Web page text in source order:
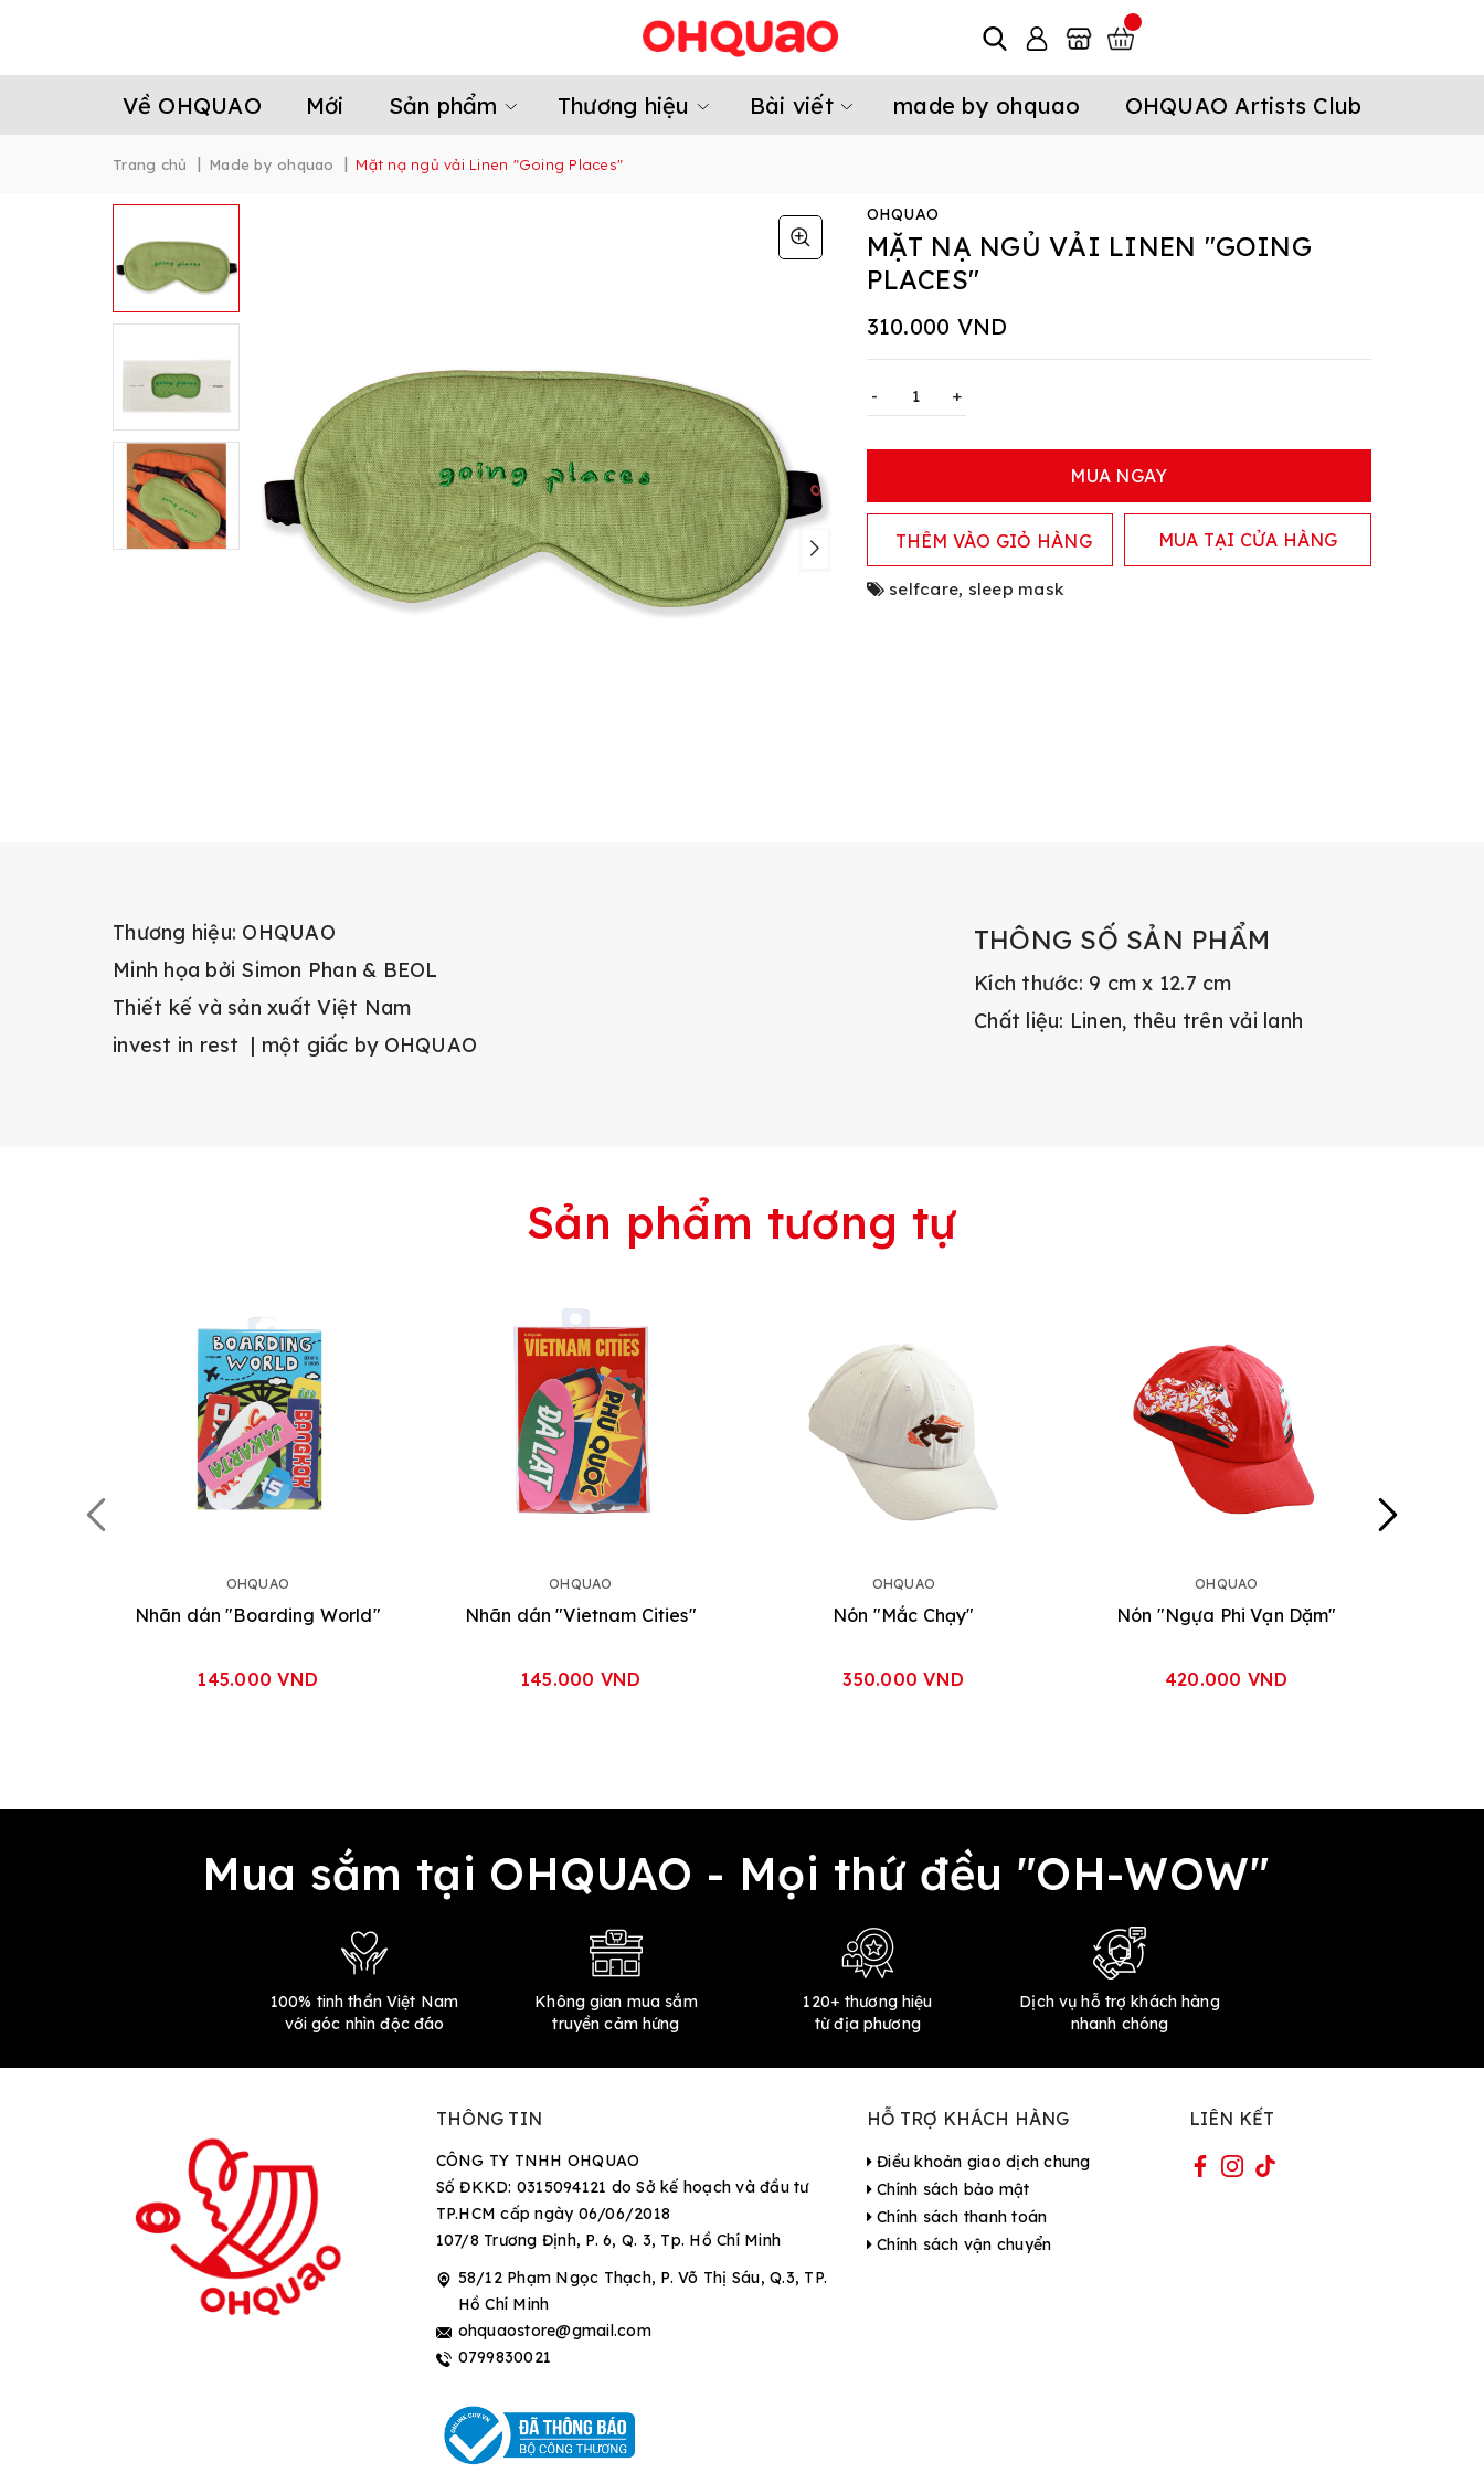
Về OHQUAO Mới Sản phẩm Thương hiệu Bài viết made by ohquao OHQUAO Artists Club
Trang chủ | Made by ohquao | Mặt nạ ngủ vải Linen "Going Places"
OHQUAO
MẶT NẠ NGỦ VẢI LINEN "GOING
PLACES"
310.000 VND
- +
MUA NGAY
THÊM VÀO GIỎ HÀNG MUA TẠI CỬA HÀNG
selfcare, sleep mask
Thương hiệu: OHQUAO
Minh họa bởi Simon Phan & BEOL
Thiết kế và sản xuất Việt Nam
invest in rest | một giấc by OHQUAO
THÔNG SỐ SẢN PHẨM
Kích thước: 9 cm x 12.7 cm
Chất liệu: Linen, thêu trên vải lanh
Sản phẩm tương tự
OHQUAO
Nhãn dán "Boarding World"
145.000 VND
OHQUAO
Nhãn dán "Vietnam Cities"
145.000 VND
OHQUAO
Nón "Mắc Chạy"
350.000 VND
OHQUAO
Nón "Ngựa Phi Vạn Dặm"
420.000 VND
Mua sắm tại OHQUAO - Mọi thứ đều "OH-WOW"
100% tinh thần Việt Nam
với góc nhìn độc đáo
Không gian mua sắm
truyền cảm hứng
120+ thương hiệu
từ địa phương
Dịch vụ hỗ trợ khách hàng
nhanh chóng
THÔNG TIN
CÔNG TY TNHH OHQUAO
Số ĐKKD: 0315094121 do Sở kế hoạch và đầu tư
TP.HCM cấp ngày 06/06/2018
107/8 Trương Định, P. 6, Q. 3, Tp. Hồ Chí Minh
58/12 Phạm Ngọc Thạch, P. Võ Thị Sáu, Q.3, TP.
Hồ Chí Minh
ohquaostore@gmail.com
0799830021
HỖ TRỢ KHÁCH HÀNG
Điều khoản giao dịch chung
Chính sách bảo mật
Chính sách thanh toán
Chính sách vận chuyển
LIÊN KẾT